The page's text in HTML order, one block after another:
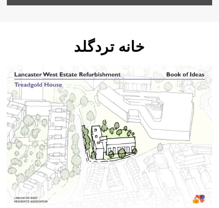
خانه تردگلد